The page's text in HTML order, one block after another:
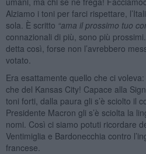
Alziamo i toni per farci rispettare,
sola. È scritto “ama il prossimo tuo
connazionali di più, sono più
detta così, forse non l’avrebbero
votato.
Era esattamente quello che ci
che del Kansas City! Capace alla
toni forti, dalla paura gli s’è sciolto il
Presidente Macron gli s’è sciolta la
nomi. Così ci siamo potuti ricordare
Ventimiglia e Bardonecchia contro
francese.